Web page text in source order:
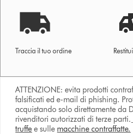
Traccia il tuo ordine
ATTENZIONE: evita prodotti
falsificati ed e-mail di phishing.
acquistando solo direttamente da
rivenditori autorizzati di terze parti.
truffe e sulle macchine contraffatte.